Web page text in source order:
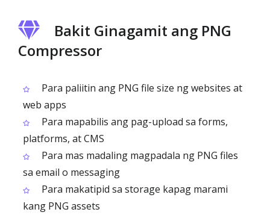
Bakit Ginagamit ang PNG
Compressor
Para paliitin ang PNG file size ng websites at
web apps
Para mapabilis ang pag-upload sa forms,
platforms, at CMS
Para mas madaling magpadala ng PNG files
sa email o messaging
Para makatipid sa storage kapag marami
kang PNG assets